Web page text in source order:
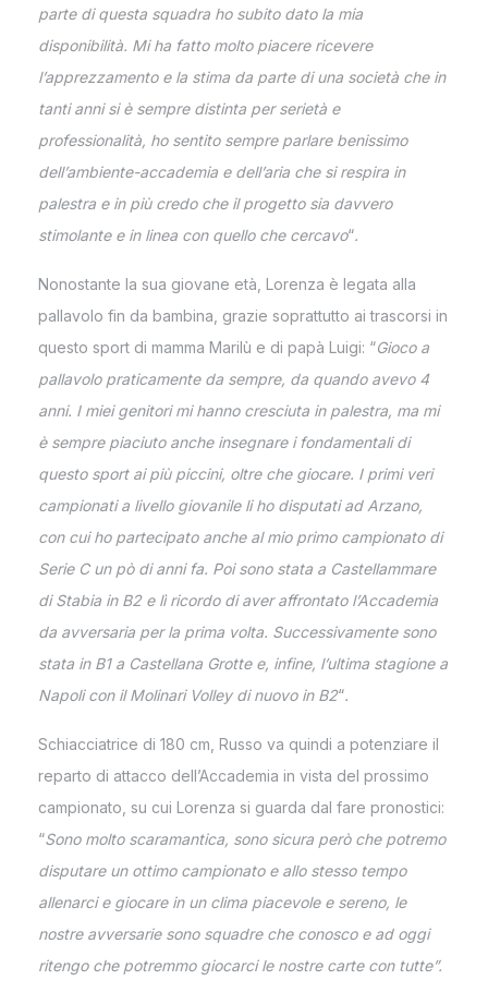
parte di questa squadra ho subito dato la mia
disponibilità. Mi ha fatto molto piacere ricevere
l’apprezzamento e la stima da parte di una società che in
tanti anni si è sempre distinta per serietà e
professionalità, ho sentito sempre parlare benissimo
dell’ambiente-accademia e dell’aria che si respira in
palestra e in più credo che il progetto sia davvero
stimolante e in linea con quello che cercavo“.
Nonostante la sua giovane età, Lorenza è legata alla
pallavolo fin da bambina, grazie soprattutto ai trascorsi in
questo sport di mamma Marilù e di papà Luigi: “Gioco a
pallavolo praticamente da sempre, da quando avevo 4
anni. I miei genitori mi hanno cresciuta in palestra, ma mi
è sempre piaciuto anche insegnare i fondamentali di
questo sport ai più piccini, oltre che giocare. I primi veri
campionati a livello giovanile li ho disputati ad Arzano,
con cui ho partecipato anche al mio primo campionato di
Serie C un pò di anni fa. Poi sono stata a Castellammare
di Stabia in B2 e lì ricordo di aver affrontato l’Accademia
da avversaria per la prima volta. Successivamente sono
stata in B1 a Castellana Grotte e, infine, l’ultima stagione a
Napoli con il Molinari Volley di nuovo in B2“.
Schiacciatrice di 180 cm, Russo va quindi a potenziare il
reparto di attacco dell’Accademia in vista del prossimo
campionato, su cui Lorenza si guarda dal fare pronostici:
“Sono molto scaramantica, sono sicura però che potremo
disputare un ottimo campionato e allo stesso tempo
allenarci e giocare in un clima piacevole e sereno, le
nostre avversarie sono squadre che conosco e ad oggi
ritengo che potremmo giocarci le nostre carte con tutte”.